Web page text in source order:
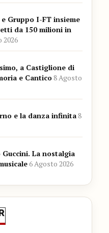
Gruppo I-FT insieme
da 150 milioni in
2026
a Castiglione di
e Cantico8 Agosto
e la danza infinita8
Guccini. La nostalgia
6 Agosto 2026